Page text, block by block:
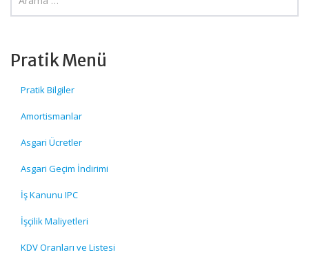
Pratik Menü
Pratik Bilgiler
Amortismanlar
Asgari Ücretler
Asgari Geçim İndirimi
İş Kanunu IPC
İşçilik Maliyetleri
KDV Oranları ve Listesi